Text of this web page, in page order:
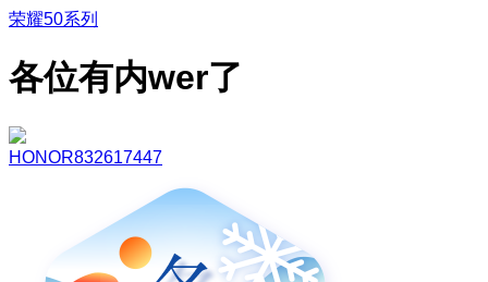
荣耀50系列
各位有内wer了
HONOR832617447